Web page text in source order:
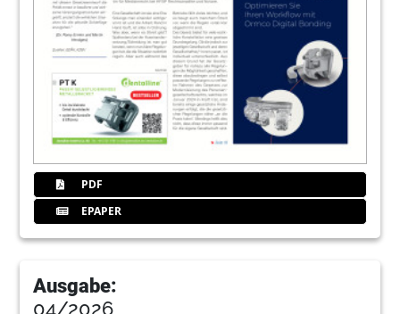
PDF
EPAPER
Ausgabe:
04/2026